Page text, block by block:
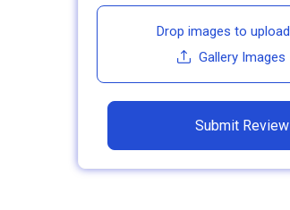
Drop images to upload
Gallery Images